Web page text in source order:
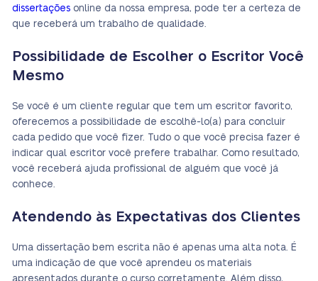
dissertações online da nossa empresa, pode ter a certeza de
que receberá um trabalho de qualidade.
Possibilidade de Escolher o Escritor Você
Mesmo
Se você é um cliente regular que tem um escritor favorito,
oferecemos a possibilidade de escolhê-lo(a) para concluir
cada pedido que você fizer. Tudo o que você precisa fazer é
indicar qual escritor você prefere trabalhar. Como resultado,
você receberá ajuda profissional de alguém que você já
conhece.
Atendendo às Expectativas dos Clientes
Uma dissertação bem escrita não é apenas uma alta nota. É
uma indicação de que você aprendeu os materiais
apresentados durante o curso corretamente. Além disso,